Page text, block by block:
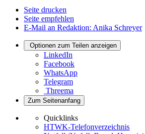
Seite drucken
Seite empfehlen
E-Mail an Redaktion: Anika Schreyer
Optionen zum Teilen anzeigen
LinkedIn
Facebook
WhatsApp
Telegram
Threema
Zum Seitenanfang
Quicklinks
HTWK-Telefonverzeichnis